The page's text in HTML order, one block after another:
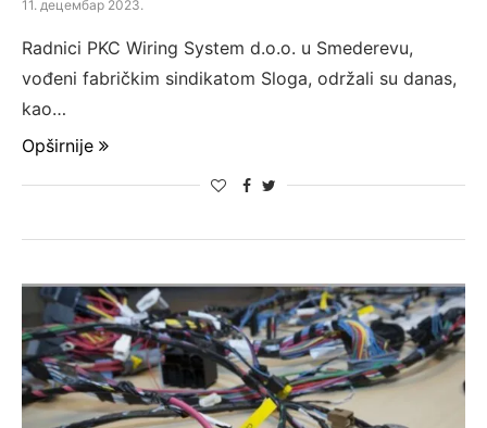
11. децембар 2023.
Radnici PKC Wiring System d.o.o. u Smederevu,
vođeni fabričkim sindikatom Sloga, održali su danas,
kao…
Opširnije